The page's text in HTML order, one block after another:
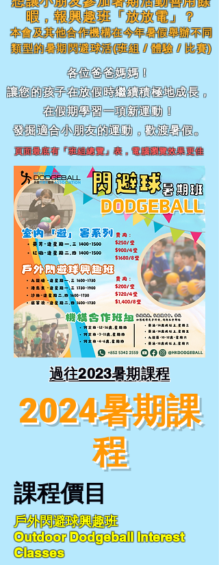
暇，報興趣班「放放電」？
本會及其他合作機構在今年暑假舉辦不同
類型的暑期閃避球活(班組 / 體驗 / 比賽)
各位爸爸媽媽！
讓您的孩子在放假時繼續積極地成長，
在假期學習一項新運動！
發掘適合小朋友的運動，歡渡暑假。
頁面最底有「班組總覽」表，電腦瀏覽效果更佳
過往2023暑期課程
2024暑期課
程
課程價目
戶外閃避球興趣班
Outdoor Dodgeball Interest
Classes